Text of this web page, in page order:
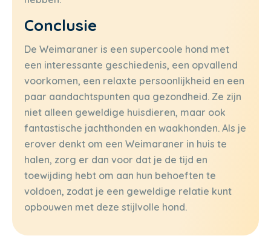
Conclusie
De Weimaraner is een supercoole hond met
een interessante geschiedenis, een opvallend
voorkomen, een relaxte persoonlijkheid en een
paar aandachtspunten qua gezondheid. Ze zijn
niet alleen geweldige huisdieren, maar ook
fantastische jachthonden en waakhonden. Als je
erover denkt om een Weimaraner in huis te
halen, zorg er dan voor dat je de tijd en
toewijding hebt om aan hun behoeften te
voldoen, zodat je een geweldige relatie kunt
opbouwen met deze stijlvolle hond.